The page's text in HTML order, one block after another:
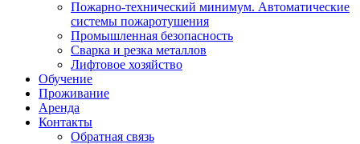
Пожарно-технический минимум. Автоматические
системы пожаротушения
Промышленная безопасность
Сварка и резка металлов
Лифтовое хозяйство
Обучение
Проживание
Аренда
Контакты
Обратная связь